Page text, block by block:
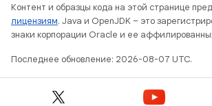
Контент и образцы кода на этой странице
лицензиям. Java и OpenJDK – это
знаки корпорации Oracle и ее
Последнее обновление: 2026-08-07 UTC.